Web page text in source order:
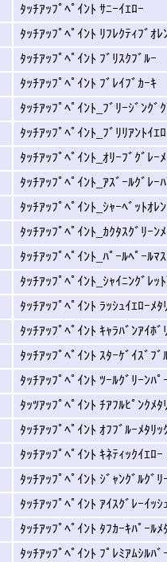
ﾀｯﾁｱｯﾌﾟﾍﾟｲﾝﾄ ｻﾆｰｲｴﾛｰ
ﾀｯﾁｱｯﾌﾟﾍﾟｲﾝﾄ ﾘﾌﾚｸﾃｨﾌﾞｵﾚ
ﾀｯﾁｱｯﾌﾟﾍﾟｲﾝﾄ ﾌﾞﾘｽｸﾌﾞﾙｰ
ﾀｯﾁｱｯﾌﾟﾍﾟｲﾝﾄ ﾌﾞﾚｲﾌﾞｶｰｷ
ﾀｯﾁｱｯﾌﾟﾍﾟｲﾝﾄ_ﾌﾞﾘｰｼﾞﾝｸﾞ
ﾀｯﾁｱｯﾌﾟﾍﾟｲﾝﾄ_ﾌﾞﾘﾘｱﾝﾄｲｴ
ﾀｯﾁｱｯﾌﾟﾍﾟｲﾝﾄ_ｵﾘｰﾌﾞｸﾞﾚｰ
ﾀｯﾁｱｯﾌﾟﾍﾟｲﾝﾄ_ｱｽﾞｰﾙｸﾞﾚｰ
ﾀｯﾁｱｯﾌﾟﾍﾟｲﾝﾄ_ｼｬｰﾍﾞｯﾄｵﾚ
ﾀｯﾁｱｯﾌﾟﾍﾟｲﾝﾄ_ｶｸﾀｽｸﾞﾘｰﾝ
ﾀｯﾁｱｯﾌﾟﾍﾟｲﾝﾄ_ﾊﾟｰﾙﾍﾟｰﾙﾏ
ﾀｯﾁｱｯﾌﾟﾍﾟｲﾝﾄ_ｼｬｲﾆﾝｸﾞﾚｯ
ﾀｯﾁｱｯﾌﾟﾍﾟｲﾝﾄ ﾗｯｼｭｲｴﾛｰﾒﾀ
ﾀｯﾁｱｯﾌﾟﾍﾟｲﾝﾄ ｷｬﾗﾊﾞﾝｱｲﾎﾞ
ﾀｯﾁｱｯﾌﾟﾍﾟｲﾝﾄ ｽﾀｰｹﾞｲｽﾞﾌﾞ
ﾀｯﾁｱｯﾌﾟﾍﾟｲﾝﾄ ﾂｰﾙｸﾞﾘｰﾝﾊﾟ
ﾀｯﾂｱｯﾌﾟﾍﾟｲﾝﾄ ﾁｱﾌﾙﾋﾟﾝｸﾒﾀ
ﾀｯﾁｱｯﾌﾟﾍﾟｲﾝﾄ ｵﾌﾌﾞﾙｰﾒﾀﾘｯ
ﾀｯﾁｱｯﾌﾟﾍﾟｲﾝﾄ ｷﾈﾃｨｯｸｲｴﾛｰ
ﾀｯﾁｱｯﾌﾟﾍﾟｲﾝﾄ ｼﾞｬﾝｸﾞﾙｸﾞﾘ
ﾀｯﾁｱｯﾌﾟﾍﾟｲﾝﾄ ｱｲｽｸﾞﾚｰｲｯｼ
ﾀｯﾁｱｯﾌﾟﾍﾟｲﾝﾄ ﾀﾌｶｰｷﾊﾟｰﾙﾒ
ﾀｯﾁｱｯﾌﾟﾍﾟｲﾝﾄ ﾌﾟﾚﾐｱﾑｼﾙﾊﾞ